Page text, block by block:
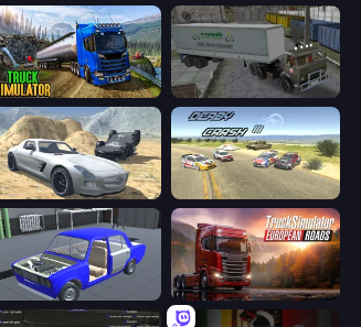
Truck Driving Simulator Game Russian Kamaz Truck Driver
Derby Crash 2 Derby Crash 3
Taz Mechanic Simulator Truck Simulator: European Roads